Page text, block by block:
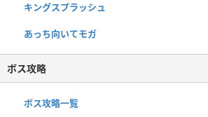
キングスプラッシュ
あっち向いてモガ
ボス攻略
ボス攻略一覧